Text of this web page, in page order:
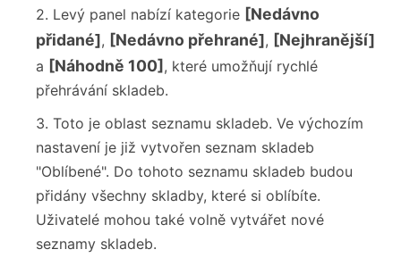
2. Levý panel nabízí kategorie [Nedávno
přidané], [Nedávno přehrané], [Nejhranější]
a [Náhodně 100], které umožňují rychlé
přehrávání skladeb.
3. Toto je oblast seznamu skladeb. Ve výchozím
nastavení je již vytvořen seznam skladeb
"Oblíbené". Do tohoto seznamu skladeb budou
přidány všechny skladby, které si oblíbíte.
Uživatelé mohou také volně vytvářet nové
seznamy skladeb.